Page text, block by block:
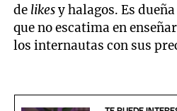
de likesy halagos. Es
que no escatima en
los internautas con sus